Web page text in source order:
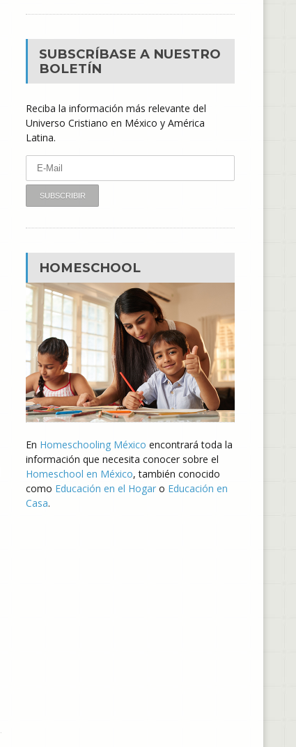
SUBSCRÍBASE A NUESTRO
BOLETÍN
Reciba la información más relevante del
Universo Cristiano en México y América
Latina.
HOMESCHOOL
En Homeschooling México encontrará toda la
información que necesita conocer sobre el
Homeschool en México, también conocido
como Educación en el Hogar o Educación en
Casa.